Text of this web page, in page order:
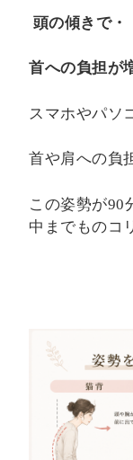
頭の傾きで・
首への負担が
スマホやパソ
首や肩への負
この姿勢が90
中までものコ